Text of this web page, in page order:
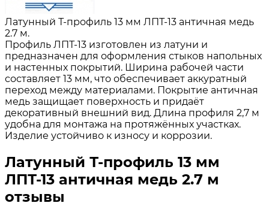
Латунный Т-профиль 13 мм ЛПТ-13 античная медь
2.7 м.
Профиль ЛПТ-13 изготовлен из латуни и
предназначен для оформления стыков напольных
и настенных покрытий. Ширина рабочей части
составляет 13 мм, что обеспечивает аккуратный
переход между материалами. Покрытие античная
медь защищает поверхность и придаёт
декоративный внешний вид. Длина профиля 2,7 м
удобна для монтажа на протяжённых участках.
Изделие устойчиво к износу и коррозии.
Латунный Т-профиль 13 мм
ЛПТ-13 античная медь 2.7 м
отзывы